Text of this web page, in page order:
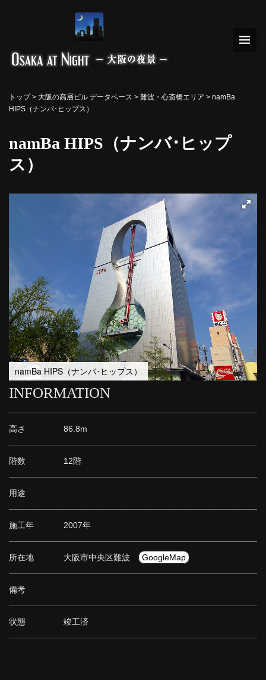
トップ> 大阪の高層ビル データベース > 難波・心斎橋エリア > namBa
HIPS（ナンバ･ヒップス）
namBa HIPS（ナンバ･ヒップ
ス）
namBa HIPS（ナンバ･ヒップス）
INFORMATION
高さ 86.8m
階数 12階
用途
施工年 2007年
所在地 大阪市中央区難波 GoogleMap
備考
状態 竣工済